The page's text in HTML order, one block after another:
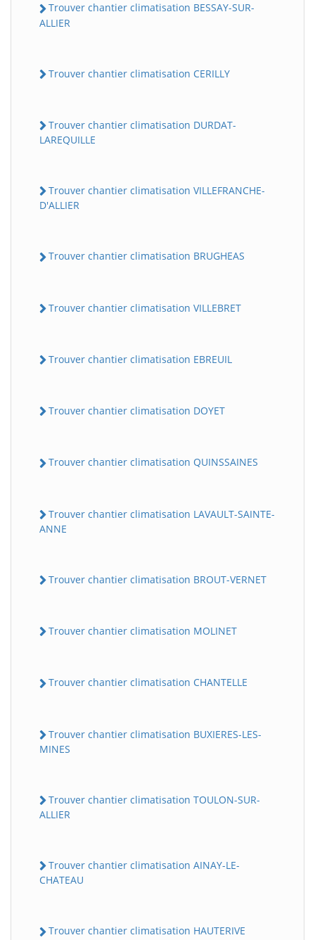
Trouver chantier climatisation BESSAY-SUR-
ALLIER
Trouver chantier climatisation CERILLY
Trouver chantier climatisation DURDAT-
LAREQUILLE
Trouver chantier climatisation VILLEFRANCHE-
D'ALLIER
Trouver chantier climatisation BRUGHEAS
Trouver chantier climatisation VILLEBRET
Trouver chantier climatisation EBREUIL
Trouver chantier climatisation DOYET
Trouver chantier climatisation QUINSSAINES
Trouver chantier climatisation LAVAULT-SAINTE-
ANNE
Trouver chantier climatisation BROUT-VERNET
Trouver chantier climatisation MOLINET
Trouver chantier climatisation CHANTELLE
Trouver chantier climatisation BUXIERES-LES-
MINES
Trouver chantier climatisation TOULON-SUR-
ALLIER
Trouver chantier climatisation AINAY-LE-
CHATEAU
Trouver chantier climatisation HAUTERIVE